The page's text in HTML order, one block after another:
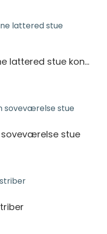
Tapet - Optisk moderne lattered stue kontor
stue